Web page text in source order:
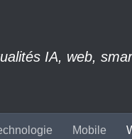
IA, web,
Mobile